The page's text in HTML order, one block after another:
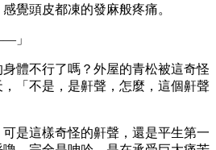
覺頭皮都凍的發麻般疼痛。
」
體不行了嗎？外屋的青松被這奇怪
「不是，是鼾聲，怎麼，這個鼾聲
是這樣奇怪的鼾聲，還是平生第一